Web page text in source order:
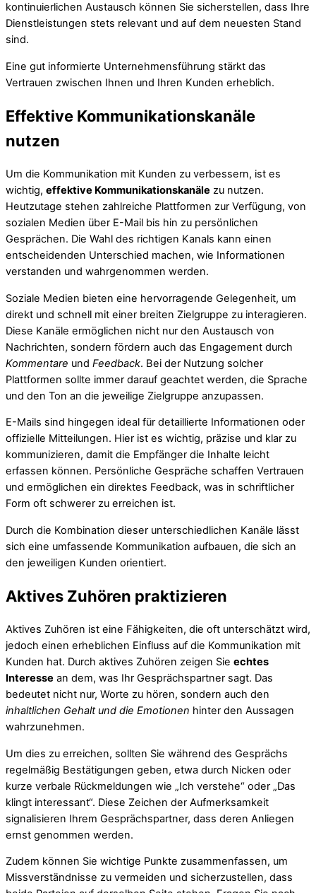
kontinuierlichen Austausch können Sie sicherstellen, dass Ihre
Dienstleistungen stets relevant und auf dem neuesten Stand
sind.
Eine gut informierte Unternehmensführung stärkt das
Vertrauen zwischen Ihnen und Ihren Kunden erheblich.
Effektive Kommunikationskanäle
nutzen
Um die Kommunikation mit Kunden zu verbessern, ist es
wichtig, effektive Kommunikationskanäle zu nutzen.
Heutzutage stehen zahlreiche Plattformen zur Verfügung, von
sozialen Medien über E-Mail bis hin zu persönlichen
Gesprächen. Die Wahl des richtigen Kanals kann einen
entscheidenden Unterschied machen, wie Informationen
verstanden und wahrgenommen werden.
Soziale Medien bieten eine hervorragende Gelegenheit, um
direkt und schnell mit einer breiten Zielgruppe zu interagieren.
Diese Kanäle ermöglichen nicht nur den Austausch von
Nachrichten, sondern fördern auch das Engagement durch
Kommentare und Feedback. Bei der Nutzung solcher
Plattformen sollte immer darauf geachtet werden, die Sprache
und den Ton an die jeweilige Zielgruppe anzupassen.
E-Mails sind hingegen ideal für detaillierte Informationen oder
offizielle Mitteilungen. Hier ist es wichtig, präzise und klar zu
kommunizieren, damit die Empfänger die Inhalte leicht
erfassen können. Persönliche Gespräche schaffen Vertrauen
und ermöglichen ein direktes Feedback, was in schriftlicher
Form oft schwerer zu erreichen ist.
Durch die Kombination dieser unterschiedlichen Kanäle lässt
sich eine umfassende Kommunikation aufbauen, die sich an
den jeweiligen Kunden orientiert.
Aktives Zuhören praktizieren
Aktives Zuhören ist eine Fähigkeiten, die oft unterschätzt wird,
jedoch einen erheblichen Einfluss auf die Kommunikation mit
Kunden hat. Durch aktives Zuhören zeigen Sie echtes
Interesse an dem, was Ihr Gesprächspartner sagt. Das
bedeutet nicht nur, Worte zu hören, sondern auch den
inhaltlichen Gehalt und die Emotionen hinter den Aussagen
wahrzunehmen.
Um dies zu erreichen, sollten Sie während des Gesprächs
regelmäßig Bestätigungen geben, etwa durch Nicken oder
kurze verbale Rückmeldungen wie „Ich verstehe“ oder „Das
klingt interessant“. Diese Zeichen der Aufmerksamkeit
signalisieren Ihrem Gesprächspartner, dass deren Anliegen
ernst genommen werden.
Zudem können Sie wichtige Punkte zusammenfassen, um
Missverständnisse zu vermeiden und sicherzustellen, dass